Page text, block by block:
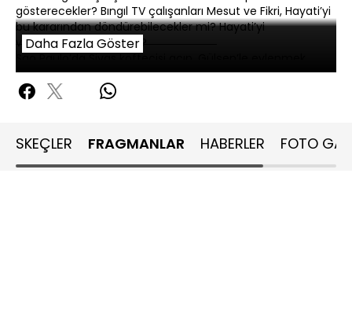
gösterecekler? Bıngıl TV çalışanları Mesut ve Fikri, Hayati’yi
bu kararından döndürebilecekler mi? Hayati’yi
vazgeçirmenin yolu ne?
isteyen Turkish Bilal’e Brezilyalılar engel olursa neler
yaşanır? Brezilya devlet memuru Mesut ve Çılgın Profesör
Erkeklerin dertlerine derman olan hastane, Erkek
Hastanesi’nde Doktor Yeter ve asistanı Gülşen, hastaların
Daha Fazla Göster
SKEÇLER FRAGMANLAR HABERLER FOTO